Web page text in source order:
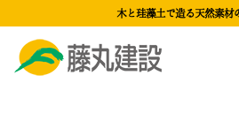
content
木と珪藻土で造る天然素材